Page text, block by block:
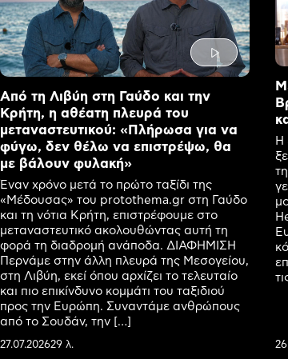
Από τη Λιβύη στη Γαύδο και την
Κρήτη, η αθέατη πλευρά του
μεταναστευτικού: «Πλήρωσα για να
φύγω, δεν θέλω να επιστρέψω, θα
με βάλουν φυλακή»
Έναν χρόνο μετά το πρώτο ταξίδι της
«Μέδουσας» του protothema.gr στη Γαύδο
και τη νότια Κρήτη, επιστρέφουμε στο
μεταναστευτικό ακολουθώντας αυτή τη
φορά τη διαδρομή ανάποδα. ΔΙΑΦΗΜΙΣΗ
Περνάμε στην άλλη πλευρά της Μεσογείου,
στη Λιβύη, εκεί όπου αρχίζει το τελευταίο
και πιο επικίνδυνο κομμάτι του ταξιδιού
προς την Ευρώπη. Συναντάμε ανθρώπους
από το Σουδάν, την […]
27.07.202629 λ.
Η